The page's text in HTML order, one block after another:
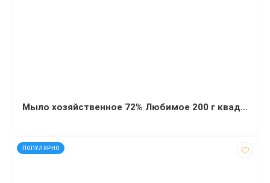
Мыло хозяйственное 72% Любимое 200 г квадрат
ПОПУЛЯРНО
код: 12364